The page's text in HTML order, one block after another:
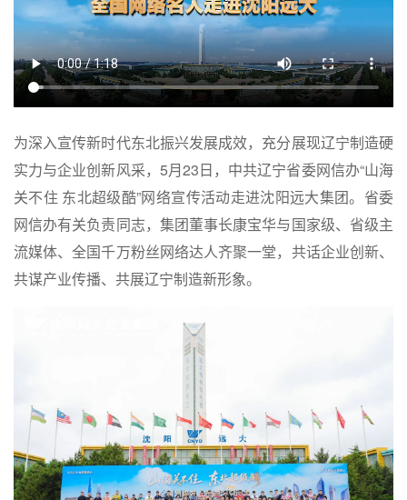
为深入宣传新时代东北振兴发展成效，充分展现辽宁制造硬
实力与企业创新风采，5月23日，中共辽宁省委网信办“山海
关不住 东北超级酷”网络宣传活动走进沈阳远大集团。省委
网信办有关负责同志，集团董事长康宝华与国家级、省级主
流媒体、全国千万粉丝网络达人齐聚一堂，共话企业创新、
共谋产业传播、共展辽宁制造新形象。